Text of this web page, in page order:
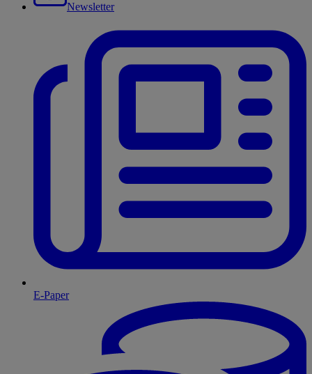
Newsletter
E-Paper